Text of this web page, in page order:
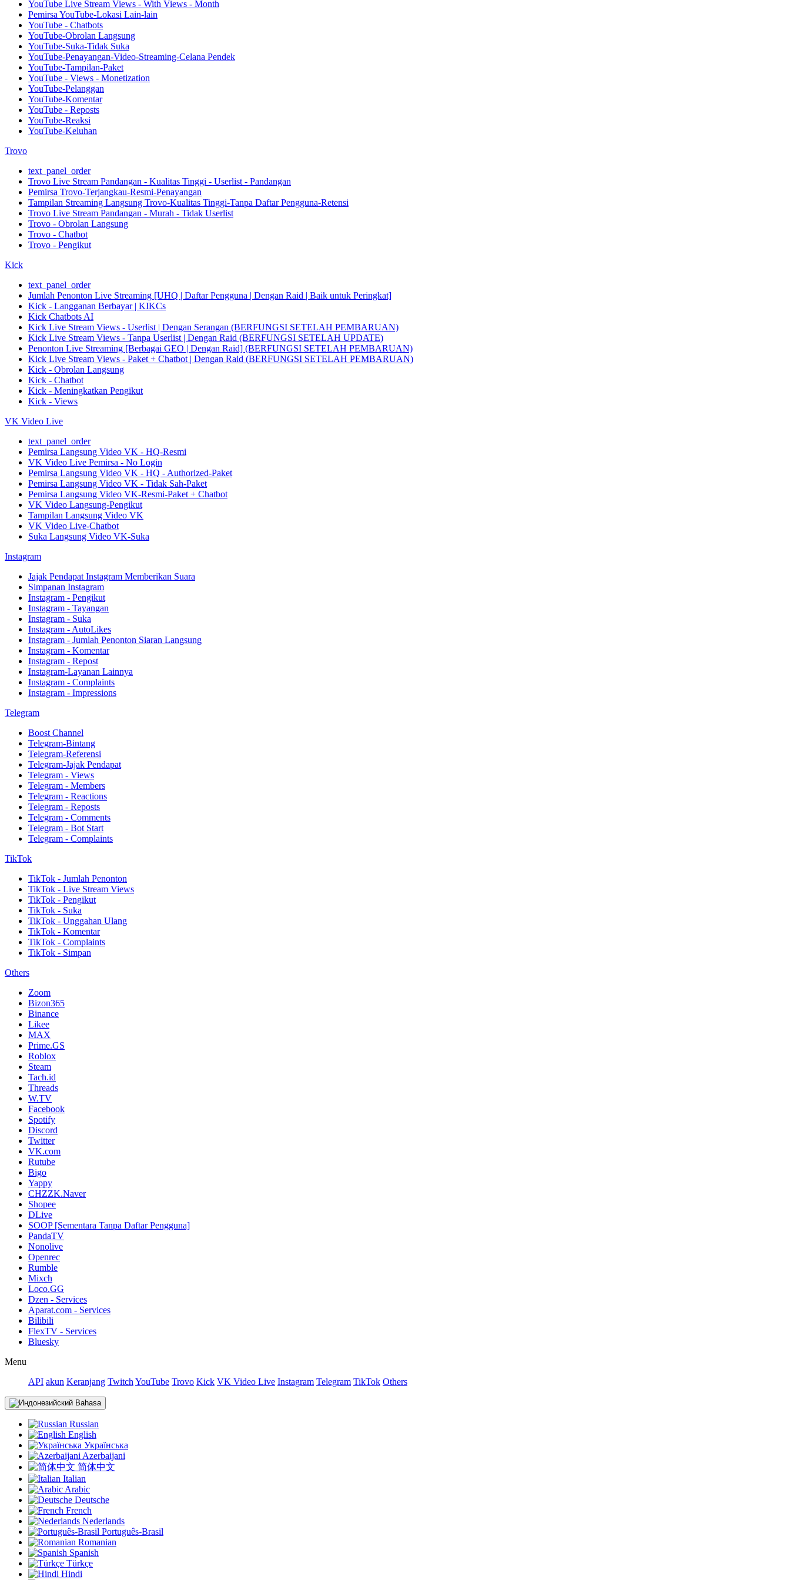
YouTube Live Stream Views - With Views - Month
Pemirsa YouTube-Lokasi Lain-lain
YouTube - Chatbots
YouTube-Obrolan Langsung
YouTube-Suka-Tidak Suka
YouTube-Penayangan-Video-Streaming-Celana Pendek
YouTube-Tampilan-Paket
YouTube - Views - Monetization
YouTube-Pelanggan
YouTube-Komentar
YouTube - Reposts
YouTube-Reaksi
YouTube-Keluhan
Trovo
text_panel_order
Trovo Live Stream Pandangan - Kualitas Tinggi - Userlist - Pandangan
Pemirsa Trovo-Terjangkau-Resmi-Penayangan
Tampilan Streaming Langsung Trovo-Kualitas Tinggi-Tanpa Daftar Pengguna-Retensi
Trovo Live Stream Pandangan - Murah - Tidak Userlist
Trovo - Obrolan Langsung
Trovo - Chatbot
Trovo - Pengikut
Kick
text_panel_order
Jumlah Penonton Live Streaming [UHQ | Daftar Pengguna | Dengan Raid | Baik untuk Peringkat]
Kick - Langganan Berbayar | KIKCs
Kick Chatbots AI
Kick Live Stream Views - Userlist | Dengan Serangan (BERFUNGSI SETELAH PEMBARUAN)
Kick Live Stream Views - Tanpa Userlist | Dengan Raid (BERFUNGSI SETELAH UPDATE)
Penonton Live Streaming [Berbagai GEO | Dengan Raid] (BERFUNGSI SETELAH PEMBARUAN)
Kick Live Stream Views - Paket + Chatbot | Dengan Raid (BERFUNGSI SETELAH PEMBARUAN)
Kick - Obrolan Langsung
Kick - Chatbot
Kick - Meningkatkan Pengikut
Kick - Views
VK Video Live
text_panel_order
Pemirsa Langsung Video VK - HQ-Resmi
VK Video Live Pemirsa - No Login
Pemirsa Langsung Video VK - HQ - Authorized-Paket
Pemirsa Langsung Video VK - Tidak Sah-Paket
Pemirsa Langsung Video VK-Resmi-Paket + Chatbot
VK Video Langsung-Pengikut
Tampilan Langsung Video VK
VK Video Live-Chatbot
Suka Langsung Video VK-Suka
Instagram
Jajak Pendapat Instagram Memberikan Suara
Simpanan Instagram
Instagram - Pengikut
Instagram - Tayangan
Instagram - Suka
Instagram - AutoLikes
Instagram - Jumlah Penonton Siaran Langsung
Instagram - Komentar
Instagram - Repost
Instagram-Layanan Lainnya
Instagram - Complaints
Instagram - Impressions
Telegram
Boost Channel
Telegram-Bintang
Telegram-Referensi
Telegram-Jajak Pendapat
Telegram - Views
Telegram - Members
Telegram - Reactions
Telegram - Reposts
Telegram - Comments
Telegram - Bot Start
Telegram - Complaints
TikTok
TikTok - Jumlah Penonton
TikTok - Live Stream Views
TikTok - Pengikut
TikTok - Suka
TikTok - Unggahan Ulang
TikTok - Komentar
TikTok - Complaints
TikTok - Simpan
Others
Zoom
Bizon365
Binance
Likee
MAX
Prime.GS
Roblox
Steam
Tach.id
Threads
W.TV
Facebook
Spotify
Discord
Twitter
VK.com
Rutube
Bigo
Yappy
CHZZK.Naver
Shopee
DLive
SOOP [Sementara Tanpa Daftar Pengguna]
PandaTV
Nonolive
Openrec
Rumble
Mixch
Loco.GG
Dzen - Services
Aparat.com - Services
Bilibili
FlexTV - Services
Bluesky
Menu
API akun Keranjang Twitch YouTube Trovo Kick VK Video Live Instagram Telegram TikTok Others
Bahasa
Russian
English
Українська
Azerbaijani
简体中文
Italian
Arabic
Deutsche
French
Nederlands
Português-Brasil
Romanian
Spanish
Türkçe
Hindi